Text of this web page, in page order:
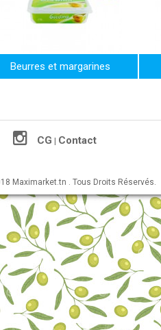
Beurres et margarines
CG Contact
Maximarket.tn . Tous Droits Réservés.